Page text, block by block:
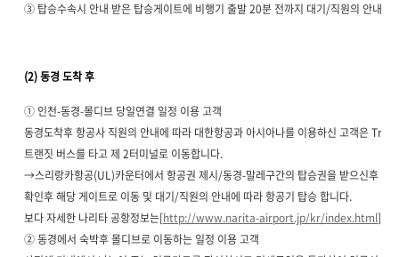
③ 탑승수속시 안내 받은 탑승게이트에 비행기 출발 20분 전까지 대기/직원의 안내에
(2) 동경 도착 후
① 인천-동경-몰디브 당일연결 일정 이용 고객
동경도착후 항공사 직원의 안내에 따라 대한항공과 아시아나를 이용하신 고객은
트랜짓 버스를 타고 제 2터미널로 이동합니다.
→스리랑카항공(UL)카운터에서 항공권 제시/동경-말레구간의 탑승권을 받으신후 탑
확인후 해당 게이트로 이동 및 대기/직원의 안내에 따라 항공기 탑승 합니다.
보다 자세한 나리타 공항정보는[http://www.narita-airport.jp/kr/index.html] 에
② 동경에서 숙박후 몰디브로 이동하는 일정 이용 고객